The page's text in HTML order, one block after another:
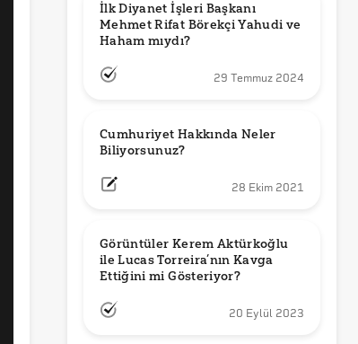
İlk Diyanet İşleri Başkanı
Mehmet Rifat Börekçi Yahudi ve
Haham mıydı?
29 Temmuz 2024
Cumhuriyet Hakkında Neler
Biliyorsunuz?
28 Ekim 2021
Görüntüler Kerem Aktürkoğlu
ile Lucas Torreira’nın Kavga
Ettiğini mi Gösteriyor?
20 Eylül 2023